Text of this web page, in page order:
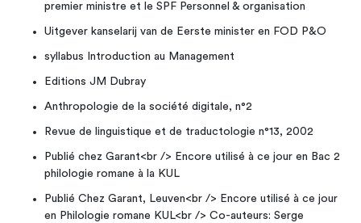
premier ministre et le SPF Personnel & organisation
Uitgever kanselarij van de Eerste minister en FOD P&O
syllabus Introduction au Management
Editions JM Dubray
Anthropologie de la société digitale, n°2
Revue de linguistique et de traductologie n°13, 2002
Publié chez Garant<br /> Encore utilisé à ce jour en Bac 2
philologie romane à la KUL
Publié Chez Garant, Leuven<br /> Encore utilisé à ce jour
en Philologie romane KUL<br /> Co-auteurs: Serge